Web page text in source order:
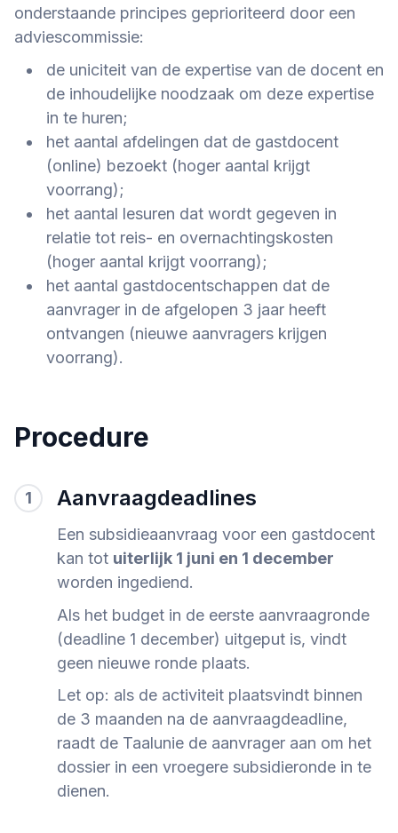
onderstaande principes geprioriteerd door een
adviescommissie:
de uniciteit van de expertise van de docent en
de inhoudelijke noodzaak om deze expertise
in te huren;
het aantal afdelingen dat de gastdocent
(online) bezoekt (hoger aantal krijgt
voorrang);
het aantal lesuren dat wordt gegeven in
relatie tot reis- en overnachtingskosten
(hoger aantal krijgt voorrang);
het aantal gastdocentschappen dat de
aanvrager in de afgelopen 3 jaar heeft
ontvangen (nieuwe aanvragers krijgen
voorrang).
Procedure
1 Aanvraagdeadlines
Een subsidieaanvraag voor een gastdocent
kan tot uiterlijk 1 juni en 1 december
worden ingediend.
Als het budget in de eerste aanvraagronde
(deadline 1 december) uitgeput is, vindt
geen nieuwe ronde plaats.
Let op: als de activiteit plaatsvindt binnen
de 3 maanden na de aanvraagdeadline,
raadt de Taalunie de aanvrager aan om het
dossier in een vroegere subsidieronde in te
dienen.